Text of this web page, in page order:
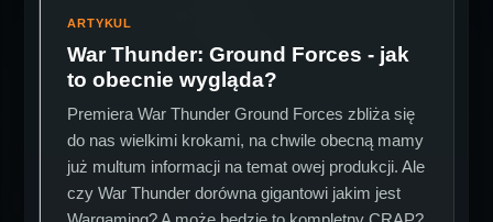
ARTYKUL
War Thunder: Ground Forces - jak
to obecnie wygląda?
Premiera War Thunder Ground Forces zbliża się
do nas wielkimi krokami, na chwile obecną mamy
już multum informacji na temat owej produkcji. Ale
czy War Thunder dorówna gigantowi jakim jest